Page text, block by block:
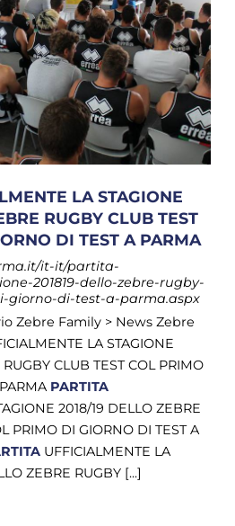
LA STAGIONE
RUGBY CLUB TEST
DI TEST A PARMA
it-it/partita-
201819-dello-zebre-rugby-
giorno-di-test-a-parma.aspx
Zebre Family > News Zebre
LA STAGIONE
CLUB TEST COL PRIMO
PARTITA
2018/19 DELLO ZEBRE
PRIMO DI GIORNO DI TEST A
UFFICIALMENTE LA
ZEBRE RUGBY [...]